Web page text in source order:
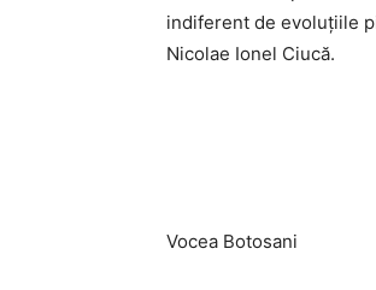
indiferent de evoluțiile
Nicolae Ionel Ciucă.
Vocea Botosani